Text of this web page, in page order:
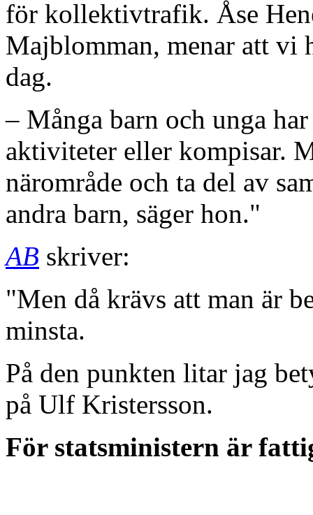
för kollektivtrafik. Åse
Majblomman, menar att vi
dag.
– Många barn och unga
aktiviteter eller kompisar.
närområde och ta del av
andra barn, säger hon."
AB skriver:
"Men då krävs att man är
minsta.
På den punkten litar jag
på Ulf Kristersson.
För statsministern är